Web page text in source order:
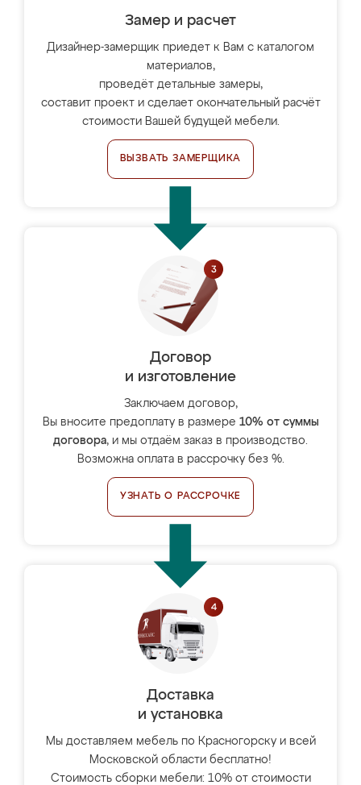
Замер и расчет
Дизайнер-замерщик приедет к Вам с каталогом
материалов,
проведёт детальные замеры,
составит проект и сделает окончательный расчёт
стоимости Вашей будущей мебели.
ВЫЗВАТЬ ЗАМЕРЩИКА
Договор
и изготовление
Заключаем договор,
Вы вносите предоплату в размере 10% от суммы
договора, и мы отдаём заказ в производство.
Возможна оплата в рассрочку без %.
УЗНАТЬ О РАССРОЧКЕ
Доставка
и установка
Мы доставляем мебель по Красногорску и всей
Московской области бесплатно!
Стоимость сборки мебели: 10% от стоимости